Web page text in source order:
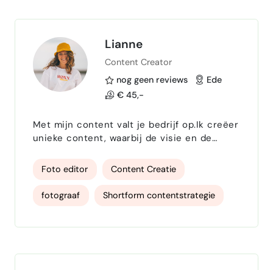
Canva Office 365
MS Word MS Powerpoint
Photographer Color correction
Lianne
Content Creator
nog geen reviews
Ede
€ 45,-
Met mijn content valt je bedrijf op.Ik creëer
unieke content, waarbij de visie en de
staat.Geen standaard video's, geen foto's of
standaard color grading, maar alles
toegespitst op jouw wensen.
Foto editor Content Creatie
fotograaf Shortform contentstrategie